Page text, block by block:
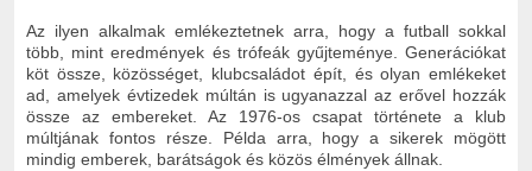
Az ilyen alkalmak emlékeztetnek arra, hogy a futball sokkal
több, mint eredmények és trófeák gyűjteménye. Generációkat
köt össze, közösséget, klubcsaládot épít, és olyan emlékeket
ad, amelyek évtizedek múltán is ugyanazzal az erővel hozzák
össze az embereket. Az 1976-os csapat története a klub
múltjának fontos része. Példa arra, hogy a sikerek mögött
mindig emberek, barátságok és közös élmények állnak.